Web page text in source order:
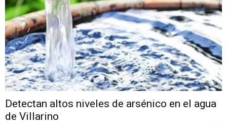
Detectan altos niveles de arsénico en el agua
de Villarino